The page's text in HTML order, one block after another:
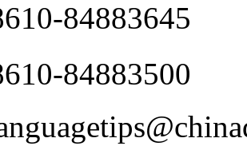
84883645
84883500